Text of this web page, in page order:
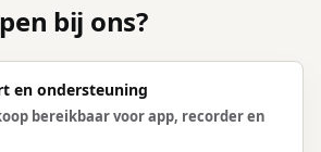
bij ons?
en ondersteuning
bereikbaar voor app, recorder en